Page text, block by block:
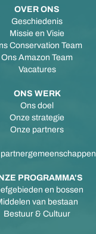
OVER ONS
Geschiedenis
Missie en Visie
Conservation Team
Ons Amazon Team
Vacatures
ONS WERK
Ons doel
Onze strategie
Onze partners
PROGRAMMA'S
en bossen
van bestaan
Bestuur & Cultuur